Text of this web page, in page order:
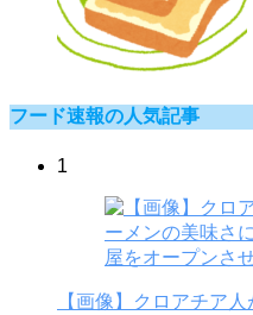
フード速報の人気記事
1
【画像】クロアチア